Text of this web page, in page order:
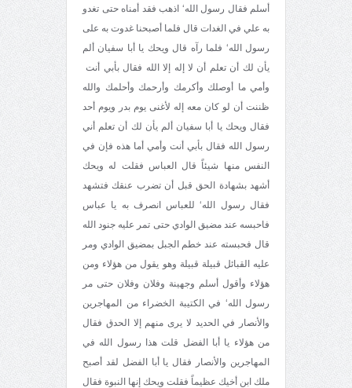
أسلم فقال رسول الله‘ اذهب فقد أمناه حتى تغدو
به علي في الغدات قال فلما أصبحنا غدوت به على
رسول الله‘ فلما رآه قال ويحك يا أبا سفيان ألم
يأن لك أن تعلم أن لا إله إلا الله فقال بأبي أنت
وأمي ما أوصلك وأكرمك وأرحمك وأحلمك والله
ظننت أن لو كان معه إله لأغنى يوم بدر ويوم أحد
فقال ويحك يا أبا سفيان ألم يأن لك أن تعلم أني
رسول الله فقال بأبي أنت وأمي أما هذه فإن في
النفس منها شيئاً قال العباس فقلت له ويحك
أشهد بشهادة الحق قبل أن تضرب عنقك فتشهد
فقال رسول الله‘ للعباس انصرف به يا عباس
فاحبسه عند مضيق الوادي حتى تمر عليه جنود الله
قال فحبسته عند خطم الجبل بمضيق الوادي ومر
عليه القبائل قبيلة قبيلة وهو يقول من هؤلاء ومن
هؤلاء وأقول أسلم وجهينة وفلان وفلان حتى مر
رسول الله‘ في الكتيبة الخضراء من المهاجرين
والأنصار في الحديد لا يرى منهم إلا الحدق فقال
من هؤلاء يا أبا الفضل قلت هذا رسول الله في
المهاجرين والأنصار فقال يا أبا الفضل لقد أصبح
ملك ابن أخيك عظيماً فقلت ويحك إنها النبوة فقال